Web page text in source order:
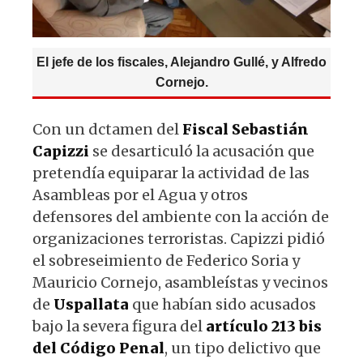
El jefe de los fiscales, Alejandro Gullé, y Alfredo
Cornejo.
Con un dctamen del Fiscal Sebastián
Capizzi se desarticuló la acusación que
pretendía equiparar la actividad de las
Asambleas por el Agua y otros
defensores del ambiente con la acción de
organizaciones terroristas. Capizzi pidió
el sobreseimiento de Federico Soria y
Mauricio Cornejo, asambleístas y vecinos
de Uspallata que habían sido acusados
bajo la severa figura del artículo 213 bis
del Código Penal, un tipo delictivo que